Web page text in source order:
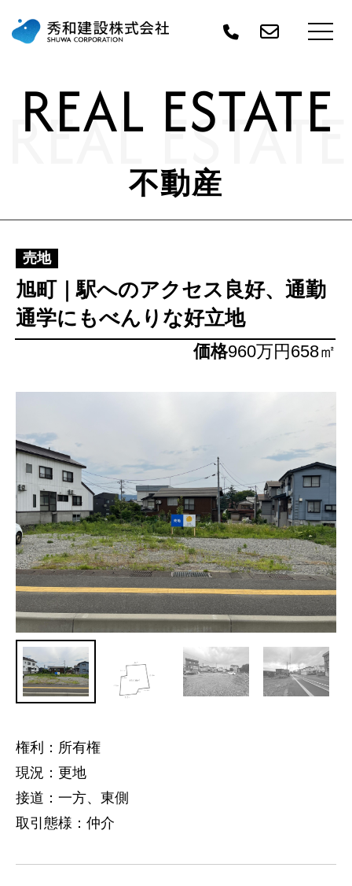
REAL ESTATE
REAL ESTATE
不動産
売地
旭町｜駅へのアクセス良好、通勤
通学にもべんりな好立地
価格960万円 658㎡
権利：所有権
現況：更地
接道：一方、東側
取引態様：仲介